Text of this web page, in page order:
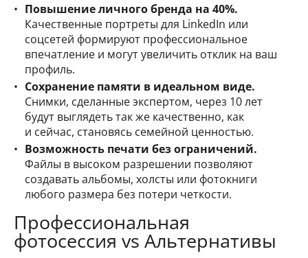
Повышение личного бренда на 40%.
Качественные портреты для LinkedIn или
соцсетей формируют профессиональное
впечатление и могут увеличить отклик на ваш
профиль.
Сохранение памяти в идеальном виде.
Снимки, сделанные экспертом, через 10 лет
будут выглядеть так же качественно, как
и сейчас, становясь семейной ценностью.
Возможность печати без ограничений.
Файлы в высоком разрешении позволяют
создавать альбомы, холсты или фотокниги
любого размера без потери четкости.
Профессиональная
фотосессия vs Альтернативы